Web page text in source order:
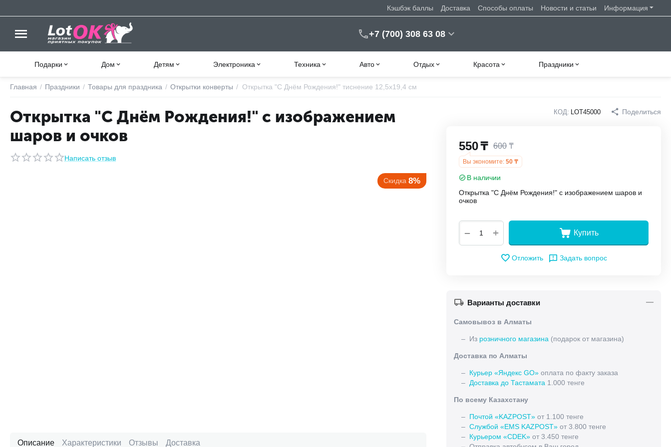
Кэшбэк баллы Доставка Способы оплаты Новости и статьи Информация
+7 (700) 308 63 08
Подарки Дом Детям Электроника Техника Авто Отдых Красота Праздники
Главная / Праздники / Товары для праздника / Открытки конверты / Открытка "С Днём Рождения!" тиснение 12,5х19,4 см
Открытка "С Днём Рождения!" с изображением
шаров и очков
Написать отзыв
КОД: LOT45000 Поделиться
550₸ 600 ₸
Вы экономите: 50 ₸
В наличии
Открытка "С Днём Рождения!" с изображением шаров и
очков
+
− Купить
Отложить Задать вопрос
Варианты доставки
Самовывоз в Алматы
– Из розничного магазина (подарок от магазина)
Доставка по Алматы
– Курьер «Яндекс GO» оплата по факту заказа
– Доставка до Тастамата 1.000 тенге
По всему Казахстану
– Почтой «KAZPOST» от 1.100 тенге
– Службой «EMS KAZPOST» от 3.800 тенге
– Курьером «CDEK» от 3.450 тенге
Описание Характеристики Отзывы Доставка